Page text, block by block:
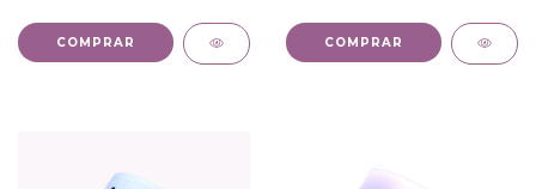
COMPRAR COMPRAR